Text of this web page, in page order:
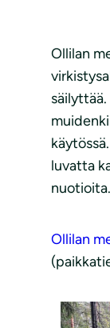
Ollilan
luvatta
Ollilan